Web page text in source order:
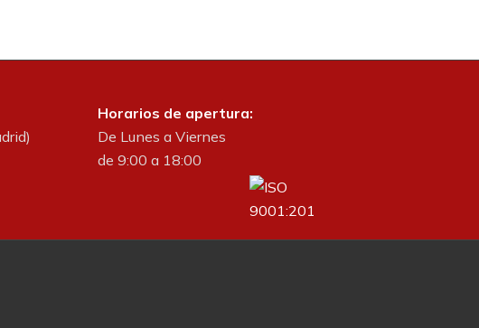
Horarios de apertura:
De Lunes a Viernes
de 9:00 a 18:00